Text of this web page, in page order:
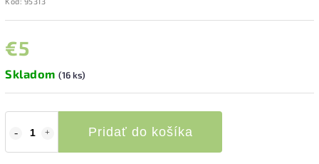
€5
Skladom (16 ks)
Pridať do košíka